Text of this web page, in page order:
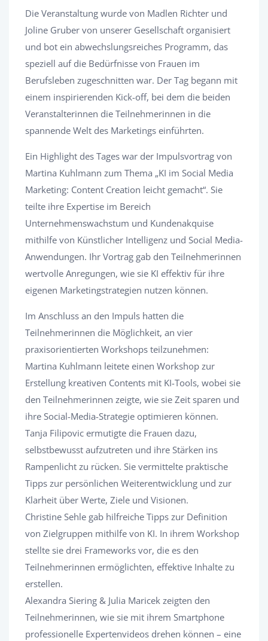
Die Veranstaltung wurde von Madlen Richter und
Joline Gruber von unserer Gesellschaft organisiert
und bot ein abwechslungsreiches Programm, das
speziell auf die Bedürfnisse von Frauen im
Berufsleben zugeschnitten war. Der Tag begann mit
einem inspirierenden Kick-off, bei dem die beiden
Veranstalterinnen die Teilnehmerinnen in die
spannende Welt des Marketings einführten.
Ein Highlight des Tages war der Impulsvortrag von
Martina Kuhlmann zum Thema „KI im Social Media
Marketing: Content Creation leicht gemacht“. Sie
teilte ihre Expertise im Bereich
Unternehmenswachstum und Kundenakquise
mithilfe von Künstlicher Intelligenz und Social Media-
Anwendungen. Ihr Vortrag gab den Teilnehmerinnen
wertvolle Anregungen, wie sie KI effektiv für ihre
eigenen Marketingstrategien nutzen können.
Im Anschluss an den Impuls hatten die
Teilnehmerinnen die Möglichkeit, an vier
praxisorientierten Workshops teilzunehmen:
Martina Kuhlmann leitete einen Workshop zur
Erstellung kreativen Contents mit KI-Tools, wobei sie
den Teilnehmerinnen zeigte, wie sie Zeit sparen und
ihre Social-Media-Strategie optimieren können.
Tanja Filipovic ermutigte die Frauen dazu,
selbstbewusst aufzutreten und ihre Stärken ins
Rampenlicht zu rücken. Sie vermittelte praktische
Tipps zur persönlichen Weiterentwicklung und zur
Klarheit über Werte, Ziele und Visionen.
Christine Sehle gab hilfreiche Tipps zur Definition
von Zielgruppen mithilfe von KI. In ihrem Workshop
stellte sie drei Frameworks vor, die es den
Teilnehmerinnen ermöglichten, effektive Inhalte zu
erstellen.
Alexandra Siering & Julia Maricek zeigten den
Teilnehmerinnen, wie sie mit ihrem Smartphone
professionelle Expertenvideos drehen können – eine